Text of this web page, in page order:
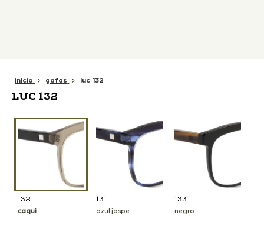
inicio gafas luc 132
LUC 132
132
caqui
131
azul jaspe
133
negro